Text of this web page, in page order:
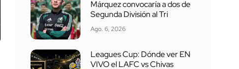
Márquez convocaría a dos de
Segunda División al Tri
Ago. 6, 2026
Leagues Cup: Dónde ver EN
VIVO el LAFC vs Chivas